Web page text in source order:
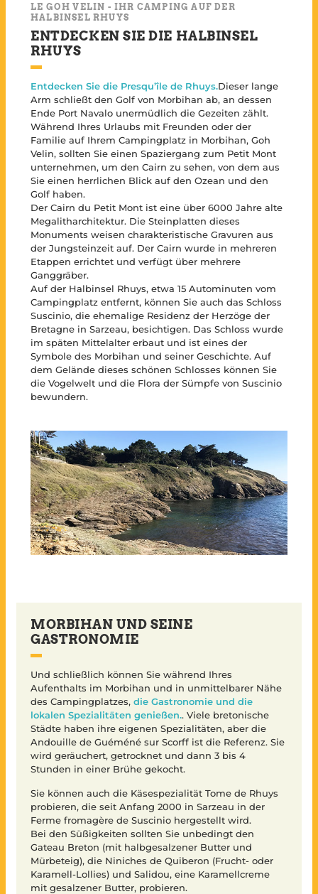
LE GOH VELIN - IHR CAMPING AUF DER
HALBINSEL RHUYS
ENTDECKEN SIE DIE HALBINSEL
RHUYS
Entdecken Sie die Presqu’île de Rhuys.Dieser lange
Arm schließt den Golf von Morbihan ab, an dessen
Ende Port Navalo unermüdlich die Gezeiten zählt.
Während Ihres Urlaubs mit Freunden oder der
Familie auf Ihrem Campingplatz in Morbihan, Goh
Velin, sollten Sie einen Spaziergang zum Petit Mont
unternehmen, um den Cairn zu sehen, von dem aus
Sie einen herrlichen Blick auf den Ozean und den
Golf haben.
Der Cairn du Petit Mont ist eine über 6000 Jahre alte
Megalitharchitektur. Die Steinplatten dieses
Monuments weisen charakteristische Gravuren aus
der Jungsteinzeit auf. Der Cairn wurde in mehreren
Etappen errichtet und verfügt über mehrere
Ganggräber.
Auf der Halbinsel Rhuys, etwa 15 Autominuten vom
Campingplatz entfernt, können Sie auch das Schloss
Suscinio, die ehemalige Residenz der Herzöge der
Bretagne in Sarzeau, besichtigen. Das Schloss wurde
im späten Mittelalter erbaut und ist eines der
Symbole des Morbihan und seiner Geschichte. Auf
dem Gelände dieses schönen Schlosses können Sie
die Vogelwelt und die Flora der Sümpfe von Suscinio
bewundern.
MORBIHAN UND SEINE
GASTRONOMIE
Und schließlich können Sie während Ihres
Aufenthalts im Morbihan und in unmittelbarer Nähe
des Campingplatzes, die Gastronomie und die
lokalen Spezialitäten genießen.. Viele bretonische
Städte haben ihre eigenen Spezialitäten, aber die
Andouille de Guéméné sur Scorff ist die Referenz. Sie
wird geräuchert, getrocknet und dann 3 bis 4
Stunden in einer Brühe gekocht.
Sie können auch die Käsespezialität Tome de Rhuys
probieren, die seit Anfang 2000 in Sarzeau in der
Ferme fromagère de Suscinio hergestellt wird.
Bei den Süßigkeiten sollten Sie unbedingt den
Gateau Breton (mit halbgesalzener Butter und
Mürbeteig), die Niniches de Quiberon (Frucht- oder
Karamell-Lollies) und Salidou, eine Karamellcreme
mit gesalzener Butter, probieren.